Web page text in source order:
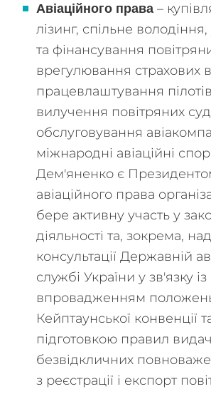
Авіаційного права –
лізинг, спільне
та фінансування
врегулювання страхових
працевлаштування
вилучення повітряних
обслуговування
міжнародні авіаційні
Дем'яненко є
авіаційного права
бере активну участь у
діяльності та, зокрема,
консультації Державній
службі України у зв'язку із
впровадженням
Кейптаунської конвенції
підготовкою правил
безвідкличних
з реєстрації і експорт